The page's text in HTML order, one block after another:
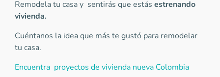
Remodela tu casa y sentirás que estás estrenando
vivienda.
Cuéntanos la idea que más te gustó para remodelar
tu casa.
Encuentra proyectos de vivienda nueva Colombia